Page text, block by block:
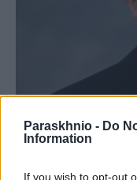
Paraskhnio - Do
Information
If you wish to opt-out
LIFESTYLE
Μπραντ Πιτ: